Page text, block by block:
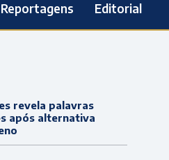
Reportagens Editorial
revela palavras
após alternativa